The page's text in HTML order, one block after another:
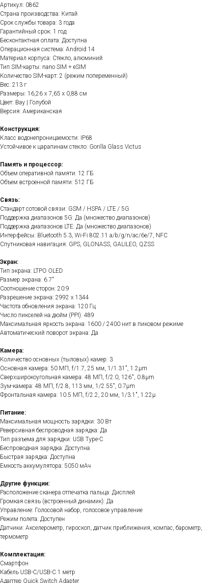
Артикул: 0862
Страна производства: Китай
Срок службы товара: 3 года
Гарантийный срок: 1 год
Бесконтактная оплата: Доступна
Операционная система: Android 14
Материал корпуса: Стекло, алюминий
Тип SIM-карты: nano SIM + eSIM
Количество SIM-карт: 2 (режим попеременный)
Вес: 213 г
Размеры: 16,26 x 7,65 x 0,88 см
Цвет: Bay | Голубой
Версия: Американская
Конструкция:
Класс водонепроницаемости: IP68
Устойчивое к царапинам стекло: Gorilla Glass Victus
Память и процессор:
Объем оперативной памяти: 12 ГБ
Объем встроенной памяти: 512 ГБ
Связь:
Стандарт сотовой связи: GSM / HSPA / LTE / 5G
Поддержка диапазонов 5G: Да (множество диапазонов)
Поддержка диапазонов LTE: Да (множество диапазонов)
Интерфейсы: Bluetooth 5.3, Wi-Fi 802.11 a/b/g/n/ac/6e/7, NFC
Спутниковая навигация: GPS, GLONASS, GALILEO, QZSS
Экран:
Тип экрана: LTPO OLED
Размер экрана: 6.7"
Соотношение сторон: 20:9
Разрешение экрана: 2992 x 1344
Частота обновления экрана: 120 Гц
Число пикселей на дюйм (PPI): 489
Максимальная яркость экрана: 1600 / 2400 нит в пиковом режиме
Автоматический поворот экрана: Да
Камера:
Количество основных (тыловых) камер: 3
Основная камера: 50 МП, f/1.7, 25 мм, 1/1.31", 1.2µm
Сверхширокоугольная камера: 48 МП, f/2.0, 126˚, 0.8µm
Зум-камера: 48 МП, f/2.8, 113 мм, 1/2.55", 0.7µm
Фронтальная камера: 10.5 МП, f/2.2, 20 мм, 1/3.1", 1.22µ
Питание:
Максимальная мощность зарядки: 30 Вт
Реверсивная беспроводная зарядка: Да
Тип разъема для зарядки: USB Type-C
Беспроводная зарядка: Доступна
Быстрая зарядка: Доступна
Емкость аккумулятора: 5050 мАч
Другие функции:
Расположение сканера отпечатка пальца: Дисплей
Громкая связь (встроенный динамик): Да
Управление: Голосовой набор, голосовое управление
Режим полета: Доступен
Датчики: Акселерометр, гироскоп, датчик приближения, компас, барометр,
термометр
Комплектация:
Смартфон
Кабель USB-C/USB-C 1 метр
Адаптер Quick Switch Adapter